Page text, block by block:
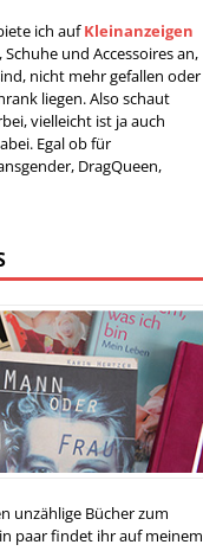
ich aufKleinanzeigen
und Accessoires an,
nicht mehr gefallen oder
liegen. Also schaut
vielleicht ist ja auch
Egal ob für
DragQueen,
unzählige Bücher zum
paar findet ihr auf meinem